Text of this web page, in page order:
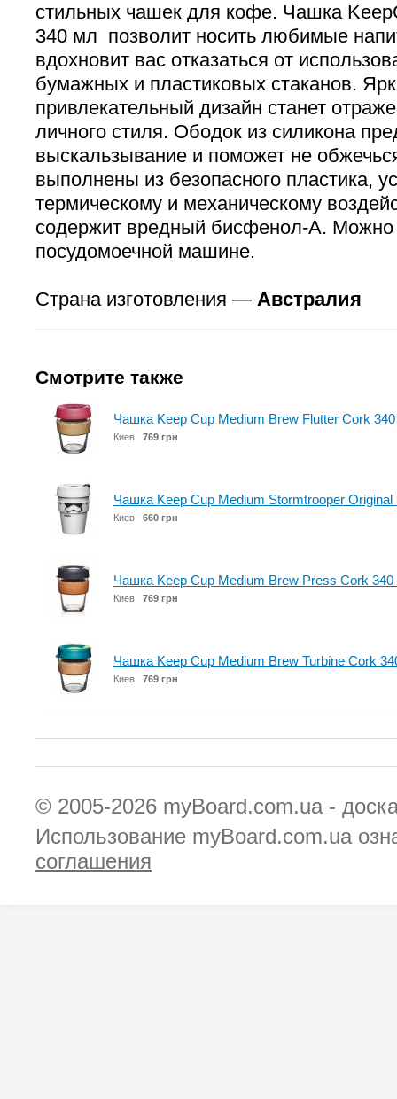
стильных чашек для кофе. Чашка
340 мл позволит носить любимые
вдохновит вас отказаться от
бумажных и пластиковых стаканов.
привлекательный дизайн станет
личного стиля. Ободок из силикона
выскальзывание и поможет не
выполнены из безопасного пластика,
термическому и механическому
содержит вредный бисфенол-А.
посудомоечной машине.
Страна изготовления — Австралия
Смотрите также
Чашка Keep Cup Medium Brew Flutter Cork
Киев 769 грн
Чашка Keep Cup Medium Stormtrooper
Киев 660 грн
Чашка Keep Cup Medium Brew Press Cork
Киев 769 грн
Чашка Keep Cup Medium Brew Turbine Cork
Киев 769 грн
© 2005-2026 myBoard.com.ua -
Использование myBoard.com.ua
соглашения